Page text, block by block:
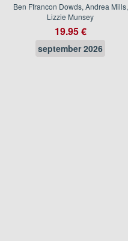
Ben Ffrancon Dowds, Andrea Mills,
Lizzie Munsey
19.95 €
september 2026